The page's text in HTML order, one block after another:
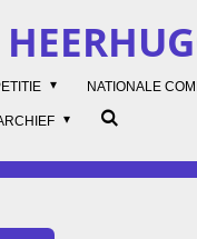
NATIONALE